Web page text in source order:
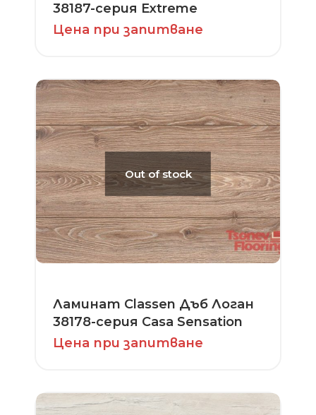
38187-серия Extreme
Цена при запитване
Out of stock
Ламинат Classen Дъб Логан
38178-серия Casa Sensation
Цена при запитване